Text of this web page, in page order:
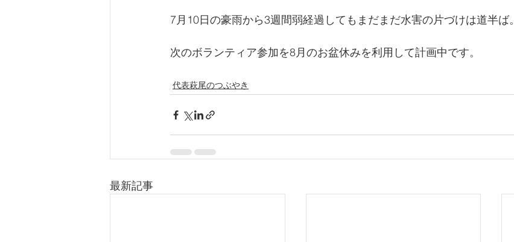
7月10日の豪雨から3週間弱経過してもまだまだ水害の片づけは道半ば。
次のボランティア参加を8月のお盆休みを利用して計画中です。
代表萩尾のつぶやき
最新記事